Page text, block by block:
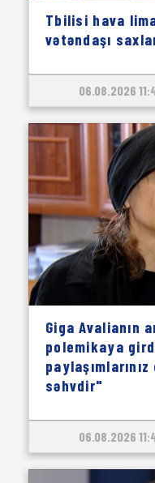
Tbilisi hava
vətəndaşı
06.08.2026
Giga Avalianın
polemikaya
səhvdir"
06.08.2026